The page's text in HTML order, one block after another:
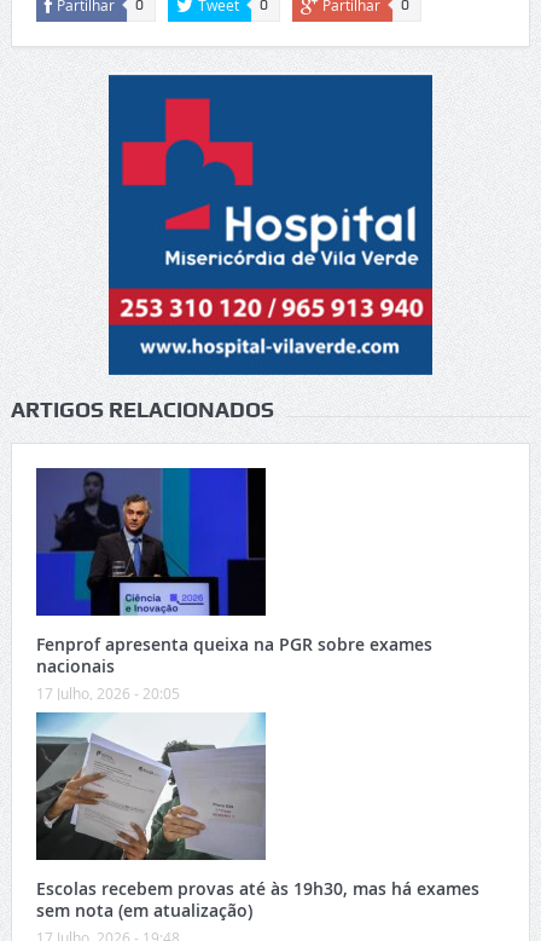
Partilhar 0 Tweet 0 Partilhar 0
ARTIGOS RELACIONADOS
Fenprof apresenta queixa na PGR sobre exames
nacionais
17 Julho, 2026 - 20:05
Escolas recebem provas até às 19h30, mas há exames
sem nota (em atualização)